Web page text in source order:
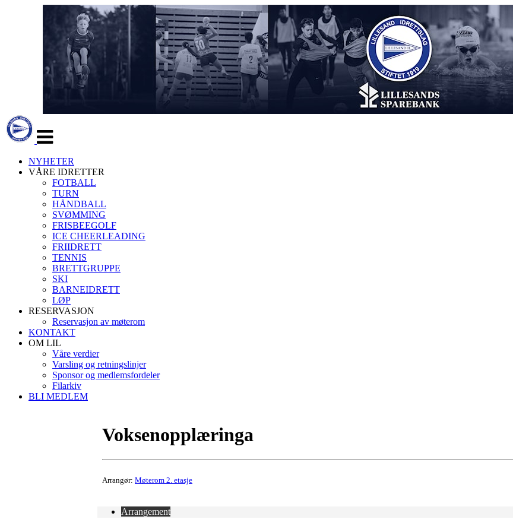
navigasjon
NYHETER
VÅRE IDRETTER
FOTBALL
TURN
HÅNDBALL
SVØMMING
FRISBEEGOLF
ICE CHEERLEADING
FRIIDRETT
TENNIS
BRETTGRUPPE
SKI
BARNEIDRETT
LØP
RESERVASJON
Reservasjon av møterom
KONTAKT
OM LIL
Våre verdier
Varsling og retningslinjer
Sponsor og medlemsfordeler
Filarkiv
BLI MEDLEM
Voksenopplæringa
Arrangør: Møterom 2. etasje
Arrangement